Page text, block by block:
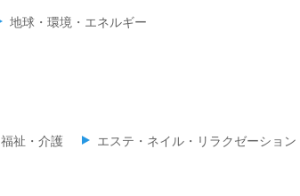
地球・環境・エネルギー
福祉・介護 エステ・ネイル・リラクゼーション